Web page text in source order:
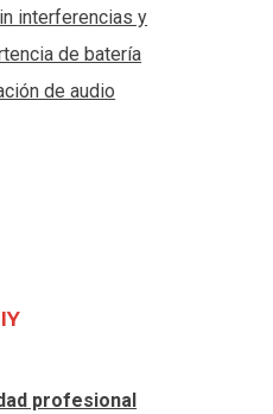
interferencias y
de batería
de audio
profesional